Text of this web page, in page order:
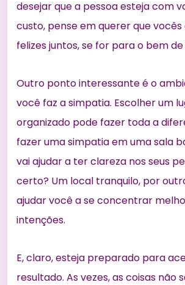
desejar que a pessoa esteja com
custo, pense em querer que vocês
felizes juntos, se for para o bem
Outro ponto interessante é o
você faz a simpatia. Escolher um
organizado pode fazer toda a
fazer uma simpatia em uma sala
vai ajudar a ter clareza nos seus
certo? Um local tranquilo, por
ajudar você a se concentrar
intenções.
E, claro, esteja preparado para
resultado. As vezes, as coisas não